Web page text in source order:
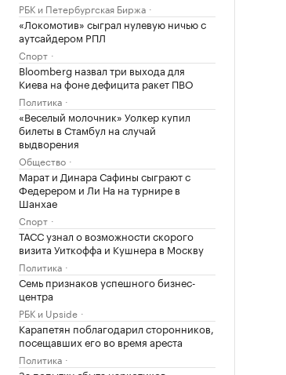
РБК и Петербургская Биржа
«Локомотив» сыграл нулевую ничью с
аутсайдером РПЛ
Спорт
Bloomberg назвал три выхода для
Киева на фоне дефицита ракет ПВО
Политика
«Веселый молочник» Уолкер купил
билеты в Стамбул на случай
выдворения
Общество
Марат и Динара Сафины сыграют с
Федерером и Ли На на турнире в
Шанхае
Спорт
ТАСС узнал о возможности скорого
визита Уиткоффа и Кушнера в Москву
Политика
Семь признаков успешного бизнес-
центра
РБК и Upside
Карапетян поблагодарил сторонников,
посещавших его во время ареста
Политика